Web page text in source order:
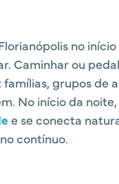
no
Caminhar ou
grupos de
No início da
e se conecta
contínuo.